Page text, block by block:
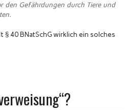
Gefährdungen durch Tiere und
§ 40 BNatSchG wirklich ein solches